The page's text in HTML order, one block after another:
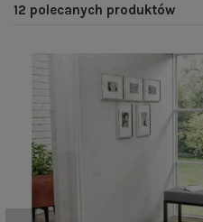
12 polecanych produktów